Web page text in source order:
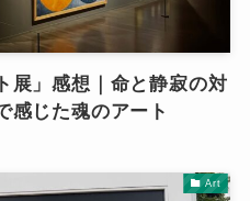
展」感想｜命と静寂の対
感じた魂のアート
Art